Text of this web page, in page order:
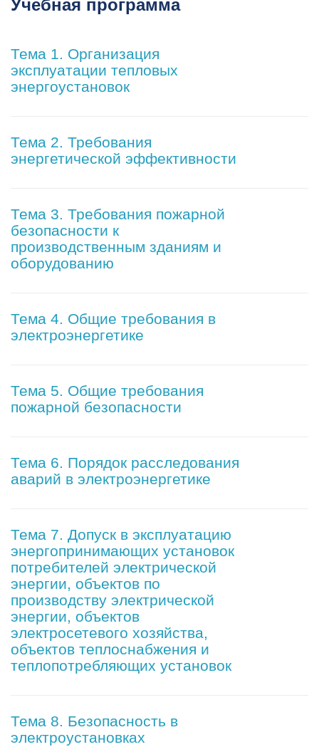
Учебная программа
Тема 1. Организация
эксплуатации тепловых
энергоустановок
Тема 2. Требования
энергетической эффективности
Тема 3. Требования пожарной
безопасности к
производственным зданиям и
оборудованию
Тема 4. Общие требования в
электроэнергетике
Тема 5. Общие требования
пожарной безопасности
Тема 6. Порядок расследования
аварий в электроэнергетике
Тема 7. Допуск в эксплуатацию
энергопринимающих установок
потребителей электрической
энергии, объектов по
производству электрической
энергии, объектов
электросетевого хозяйства,
объектов теплоснабжения и
теплопотребляющих установок
Тема 8. Безопасность в
электроустановках